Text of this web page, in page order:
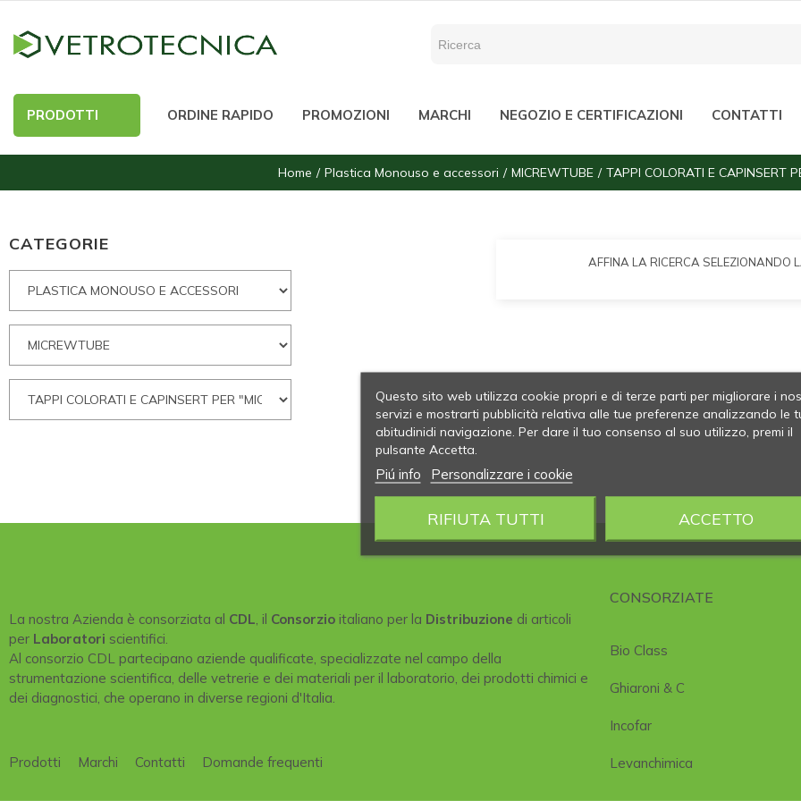
PRODOTTI ORDINE RAPIDO PROMOZIONI MARCHI NEGOZIO E CERTIFICAZIONI CONTATTI
Home Plastica Monouso e accessori MICREWTUBE TAPPI COLORATI E CAPINSERT
CATEGORIE
AFFINA LA RICERCA SELEZIONANDO
La nostra Azienda è consorziata al CDL, il Consorzio italiano per la Distribuzione di articoli
per Laboratori scientifici.
Al consorzio CDL partecipano aziende qualificate, specializzate nel campo della
strumentazione scientifica, delle vetrerie e dei materiali per il laboratorio, dei prodotti chimici e
dei diagnostici, che operano in diverse regioni d'Italia.
Prodotti Marchi Contatti Domande frequenti
CONSORZIATE
Bio Class
Ghiaroni & C
Incofar
Levanchimica
Questo sito web utilizza cookie propri e di terze parti per migliorare i
servizi e mostrarti pubblicità relativa alle tue preferenze analizzando le
abitudinidi navigazione. Per dare il tuo consenso al suo utilizzo, premi il
pulsante Accetta.
Piú info Personalizzare i cookie
RIFIUTA TUTTI ACCETTO